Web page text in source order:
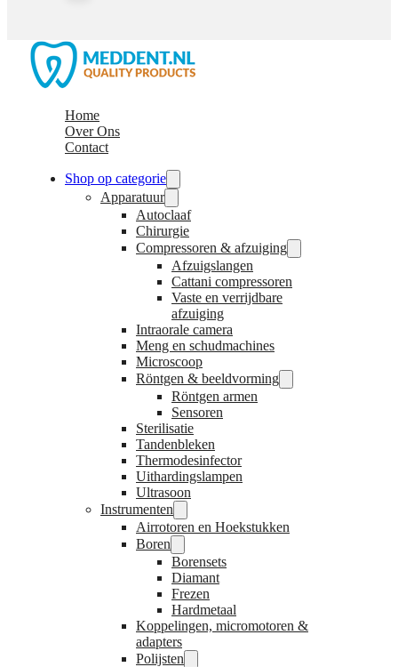
Home
Over Ons
Contact
Shop op categorie
Apparatuur
Autoclaaf
Chirurgie
Compressoren & afzuiging
Afzuigslangen
Cattani compressoren
Vaste en verrijdbare
afzuiging
Intraorale camera
Meng en schudmachines
Microscoop
Röntgen & beeldvorming
Röntgen armen
Sensoren
Sterilisatie
Tandenbleken
Thermodesinfector
Uithardingslampen
Ultrasoon
Instrumenten
Airrotoren en Hoekstukken
Boren
Borensets
Diamant
Frezen
Hardmetaal
Koppelingen, micromotoren &
adapters
Polijsten